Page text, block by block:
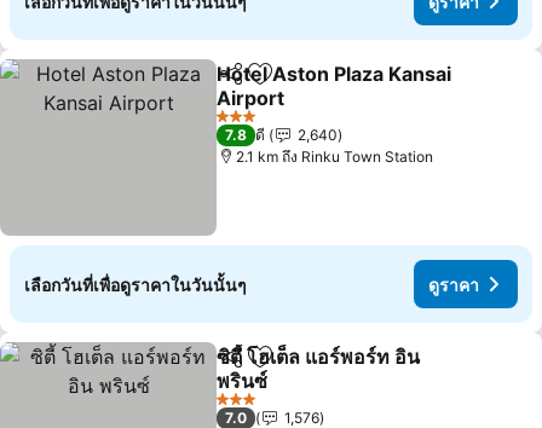
แชร์ เพิ่มในรายการโปรด
Hotel Aston Plaza Kansai
Airport
3 ดาว
7.8 ดี
2,640
2.1 km ถึง Rinku Town Station
เลือกวันที่เพื่อดูราคาในวันนั้นๆ ดูราคา
แชร์ เพิ่มในรายการโปรด
ซิตี้ โฮเต็ล แอร์พอร์ท อิน
พรินซ์
3 ดาว
7.0
1,576